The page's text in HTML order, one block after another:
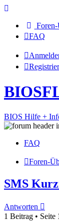
FAQ
BIOS Hilfe +
FAQ
Foren-
SMS
Antworten
1 Beitrag • Seite